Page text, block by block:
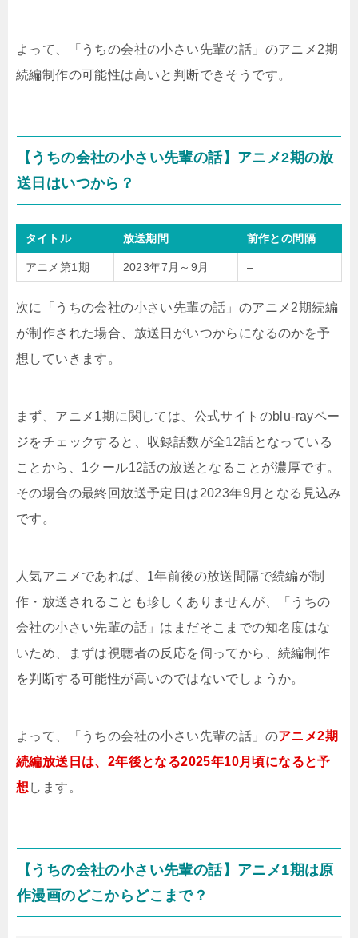
よって、「うちの会社の小さい先輩の話」のアニメ2期
続編制作の可能性は高いと判断できそうです。
【うちの会社の小さい先輩の話】アニメ2期の放
送日はいつから？
タイトル 放送期間 前作との間隔
アニメ第1期 2023年7月～9月 –
次に「うちの会社の小さい先輩の話」のアニメ2期続編
が制作された場合、放送日がいつからになるのかを予
想していきます。
まず、アニメ1期に関しては、公式サイトのblu-rayペー
ジをチェックすると、収録話数が全12話となっている
ことから、1クール12話の放送となることが濃厚です。
その場合の最終回放送予定日は2023年9月となる見込み
です。
人気アニメであれば、1年前後の放送間隔で続編が制
作・放送されることも珍しくありませんが、「うちの
会社の小さい先輩の話」はまだそこまでの知名度はな
いため、まずは視聴者の反応を伺ってから、続編制作
を判断する可能性が高いのではないでしょうか。
よって、「うちの会社の小さい先輩の話」のアニメ2期
続編放送日は、2年後となる2025年10月頃になると予
想 します。
【うちの会社の小さい先輩の話】アニメ1期は原
作漫画のどこからどこまで？